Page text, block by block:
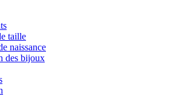
taille
naissance
des bijoux